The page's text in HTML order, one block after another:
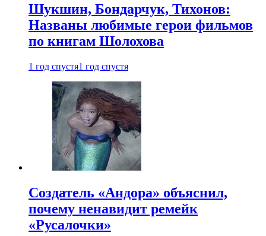
Шукшин, Бондарчук, Тихонов:
Названы любимые герои фильмов
по книгам Шолохова
1 год спустя1 год спустя
Создатель «Андора» объяснил,
почему ненавидит ремейк
«Русалочки»